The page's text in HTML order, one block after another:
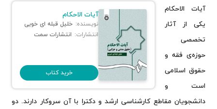
آیات الاحکام
نویسنده: خلیل قبله ای خویی
انتشارات: انتشارات سمت
خرید کتاب
آیات الاحکام
یکی از آثار
تخصصی
حوزه‌ی فقه و
حقوق اسلامی
است و
دانشجویان مقاطع کارشناسی ارشد و دکترا با آن سروکار دارند. دو